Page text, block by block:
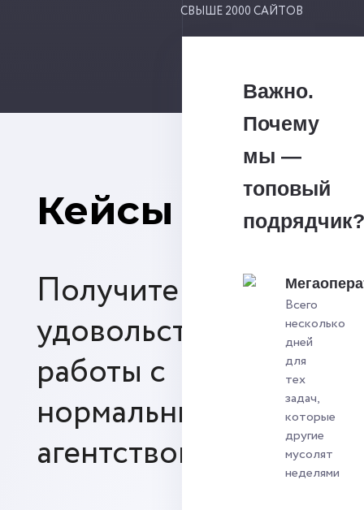
СВЫШЕ 2000 САЙТОВ
Кейсы
Получите
удовольствие от
работы с
нормальным SEO-
агентством
Важно.
Почему
мы —
топовый
подрядчик?
Всего
несколько
дней
для
тех
задач,
которые
другие
мусолят
неделями